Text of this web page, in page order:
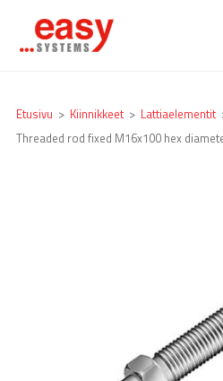
Etusivu > Kiinnikkeet > Lattia­elementit
Threaded rod fixed M16x100 hex